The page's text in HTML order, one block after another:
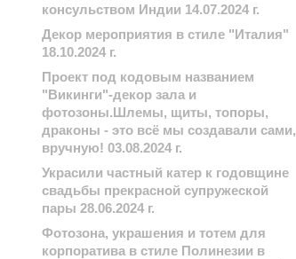
консульством Индии 14.07.2024 г.
Декор мероприятия в стиле "Италия"
18.10.2024 г.
Проект под кодовым названием
"Викинги"-декор зала и
фотозоны.Шлемы, щиты, топоры,
драконы - это всё мы создавали сами,
вручную! 03.08.2024 г.
Украсили частный катер к годовщине
свадьбы прекрасной супружеской
пары 28.06.2024 г.
Фотозона, украшения и тотем для
корпоратива в стиле Полинезии в